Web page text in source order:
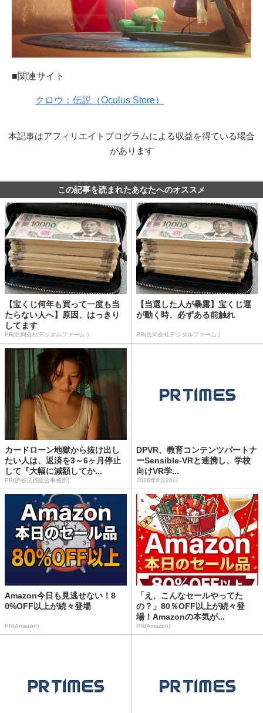
■関連サイト
クロウ：伝説（Oculus Store）
本記事はアフィリエイトプログラムによる収益を得ている場合
があります
この記事を読まれたあなたへのオススメ
【宝くじ何年も買って一度も当
たらない人へ】原因、はっきり
してます
PR(合同会社デジタルファーム )
【当選した人が暴露】宝くじ運
が動く時、必ずある前触れ
PR(合同会社デジタルファーム )
カードローン地獄から抜け出し
たい人は、返済を3～6ヶ月停止
して『大幅に減額してか...
PR(渋谷法務総合事務所)
DPVR、教育コンテンツパートナ
ーSensible-VRと連携し、学校
向けVR学...
2026年6月26日
Amazon今日も見逃せない！8
0%OFF以上が続々登場
PR(Amazon)
「え、こんなセールやってた
の？」80％OFF以上が続々登
場！Amazonの本気が...
PR(Amazon)